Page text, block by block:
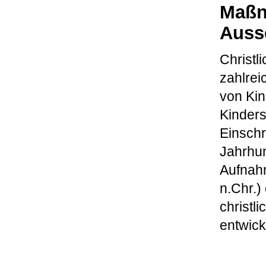
von
n.Chr.)